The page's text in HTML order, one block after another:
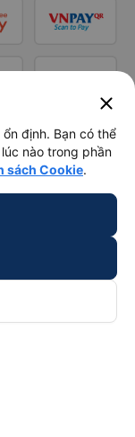
close
định. Bạn có thể
nào trong phần
sách Cookie.